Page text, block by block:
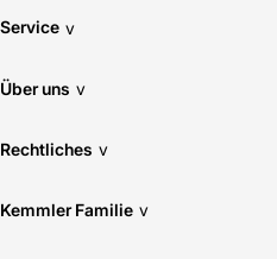
Service v
Über uns v
Rechtliches v
Kemmler Familie v